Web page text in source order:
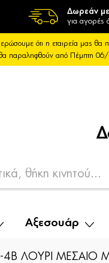
Δωρεάν
για αγορές
ότι η εταιρεία μας
θα παραληφθούν από Πέμπτη
Αξεσουάρ
4B ΛΟΥΡΙ ΜΕΣΑΙΟ